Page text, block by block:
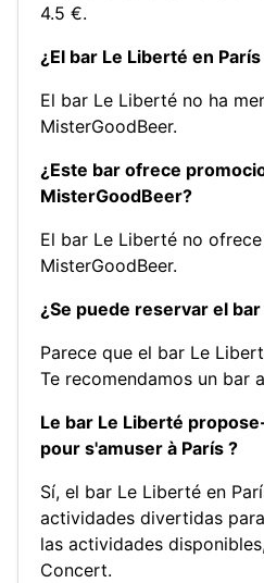
4.5 €.
¿El bar Le Liberté en
El bar Le Liberté no ha
MisterGoodBeer.
¿Este bar ofrece
MisterGoodBeer?
El bar Le Liberté no
MisterGoodBeer.
¿Se puede reservar el
Parece que el bar Le
Te recomendamos un bar
Le bar Le Liberté
pour s'amuser à París ?
Sí, el bar Le Liberté en
actividades divertidas
las actividades
Concert.